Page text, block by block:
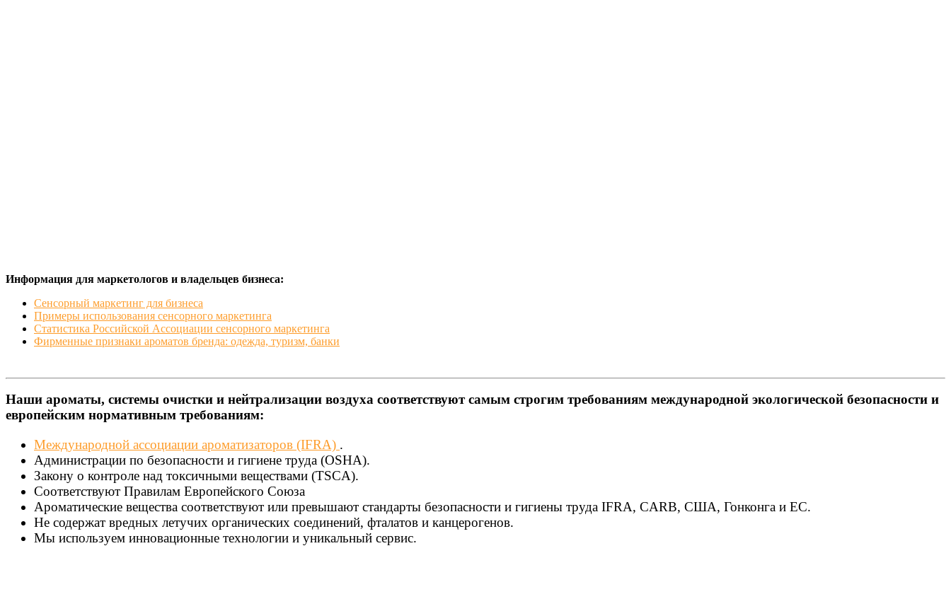
Информация для маркетологов и владельцев бизнеса:
Сенсорный маркетинг для бизнеса
Примеры использования сенсорного маркетинга
Статистика Российской Ассоциации сенсорного маркетинга
Фирменные признаки ароматов бренда: одежда, туризм, банки
Наши ароматы, системы очистки и нейтрализации воздуха соответствуют самым строгим требованиям международной экологической безопасности и
европейским нормативным требованиям:
Международной ассоциации ароматизаторов (IFRA) .
Администрации по безопасности и гигиене труда (OSHA).
Закону о контроле над токсичными веществами (TSCA).
Соответствуют Правилам Европейского Союза
Ароматические вещества соответствуют или превышают стандарты безопасности и гигиены труда IFRA, CARB, США, Гонконга и ЕС.
Не содержат вредных летучих органических соединений, фталатов и канцерогенов.
Мы используем инновационные технологии и уникальный сервис.